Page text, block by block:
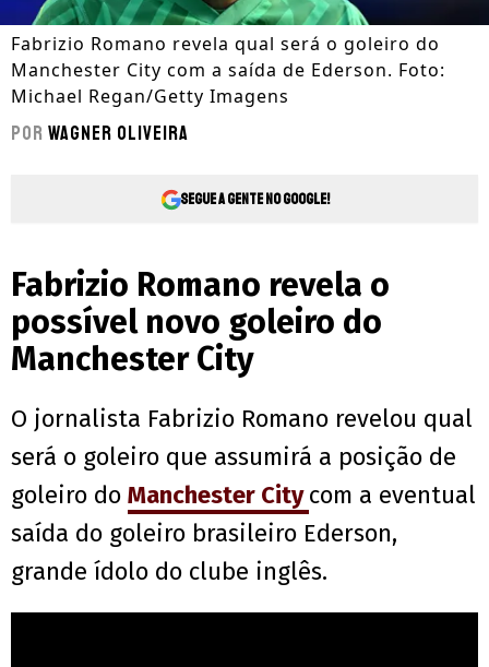
Fabrizio Romano revela qual será o goleiro do
Manchester City com a saída de Ederson. Foto:
Michael Regan/Getty Imagens
Por Wagner Oliveira
Segue a gente no Google!
Fabrizio Romano revela o
possível novo goleiro do
Manchester City
O jornalista Fabrizio Romano revelou qual
será o goleiro que assumirá a posição de
goleiro do Manchester Citycom a eventual
saída do goleiro brasileiro Ederson,
grande ídolo do clube inglês.